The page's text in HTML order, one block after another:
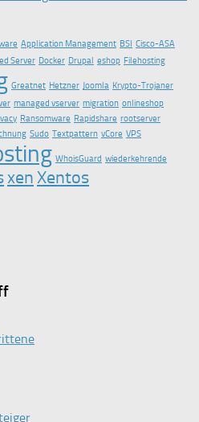
Application Management BSI Cisco-ASA
Server Docker Drupal eshop Filehosting
Greatnet Hetzner Joomla Krypto-Trojaner
managed vserver migration onlineshop
Ransomware Rapidshare rootserver
Sudo Textpattern vCore VPS
WhoisGuard wiederkehrende
xenXentos